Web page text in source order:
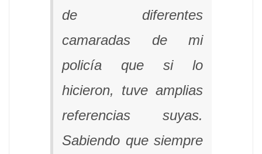
de diferentes
camaradas de mi
policía que si lo
hicieron, tuve amplias
referencias suyas.
Sabiendo que siempre